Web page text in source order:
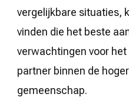
vergelijkbare situaties,
vinden die het beste
verwachtingen voor
partner binnen de
gemeenschap.